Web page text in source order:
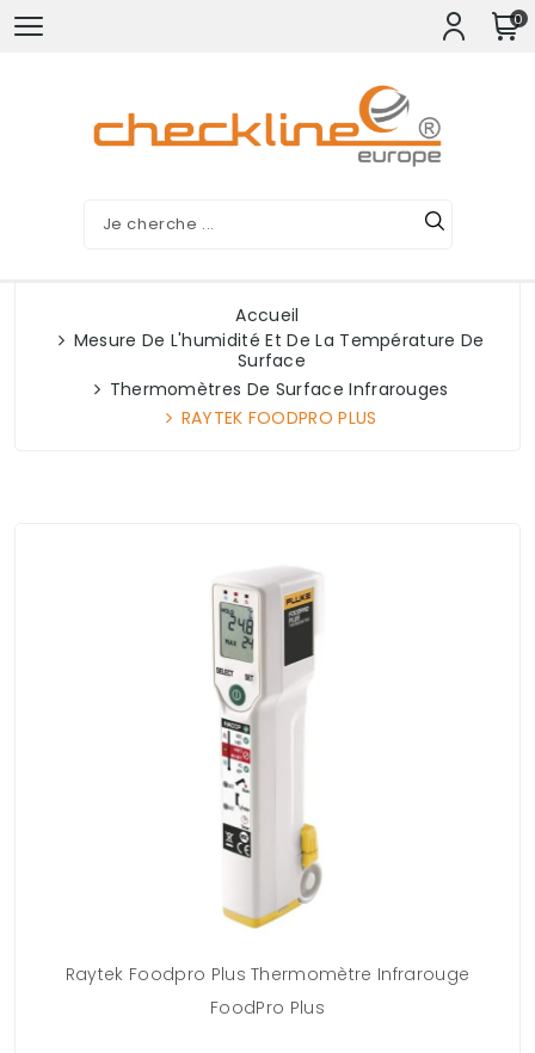
0
Accueil
Mesure De L'humidité Et De La Température De
Surface
Thermomètres De Surface Infrarouges
RAYTEK FOODPRO PLUS
Raytek Foodpro Plus Thermomètre Infrarouge
FoodPro Plus